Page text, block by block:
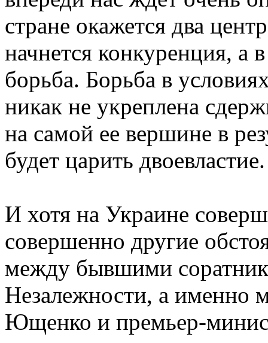
стране окажется два
начнется конкуренция, а
борьба. Борьба в
никак не укреплена
на самой ее вершине в
будет царить двоевластие.
И хотя на Украине
совершенно другие
между бывшими
Незалежности, а именно
Ющенко и премьер-